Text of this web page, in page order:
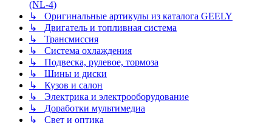
(NL-4)
↳ Оригинальные артикулы из каталога GEELY
↳ Двигатель и топливная система
↳ Трансмиссия
↳ Система охлаждения
↳ Подвеска, рулевое, тормоза
↳ Шины и диски
↳ Кузов и салон
↳ Электрика и электрооборудование
↳ Доработки мультимедиа
↳ Свет и оптика